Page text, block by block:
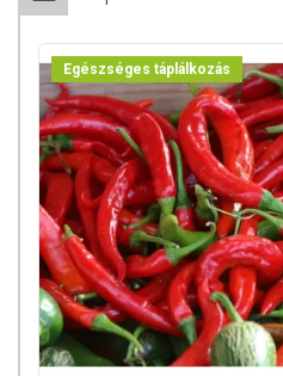
Egészséges táplálkozás